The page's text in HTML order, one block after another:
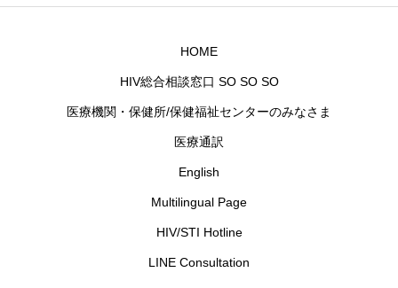
HOME
HIV総合相談窓口 SO SO SO
医療機関・保健所/保健福祉センターのみなさま
医療通訳
English
Multilingual Page
HIV/STI Hotline
LINE Consultation